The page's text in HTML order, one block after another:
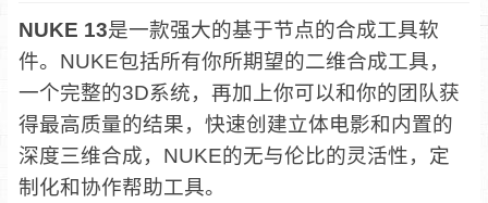
NUKE 13是一款强大的基于节点的合成工具软
件。NUKE包括所有你所期望的二维合成工具，
一个完整的3D系统，再加上你可以和你的团队获
得最高质量的结果，快速创建立体电影和内置的
深度三维合成，NUKE的无与伦比的灵活性，定
制化和协作帮助工具。